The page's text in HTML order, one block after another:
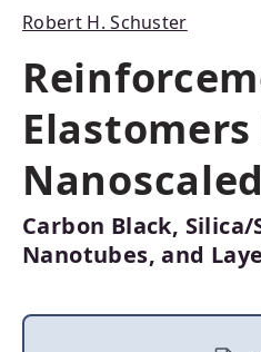
Robert H. Schuster
Carbon Black,
Nanotubes, and